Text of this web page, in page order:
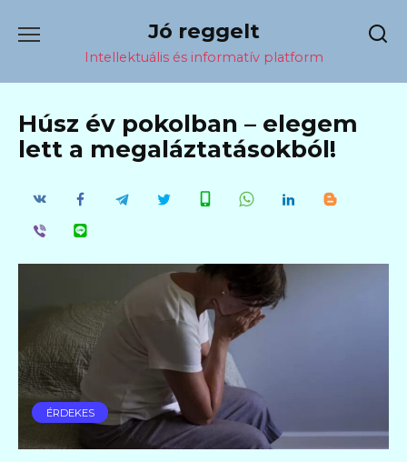
содержанию
Jó reggelt
Intellektuális és informatív platform
Húsz év pokolban – elegem
lett a megaláztatásokból!
ÉRDEKES